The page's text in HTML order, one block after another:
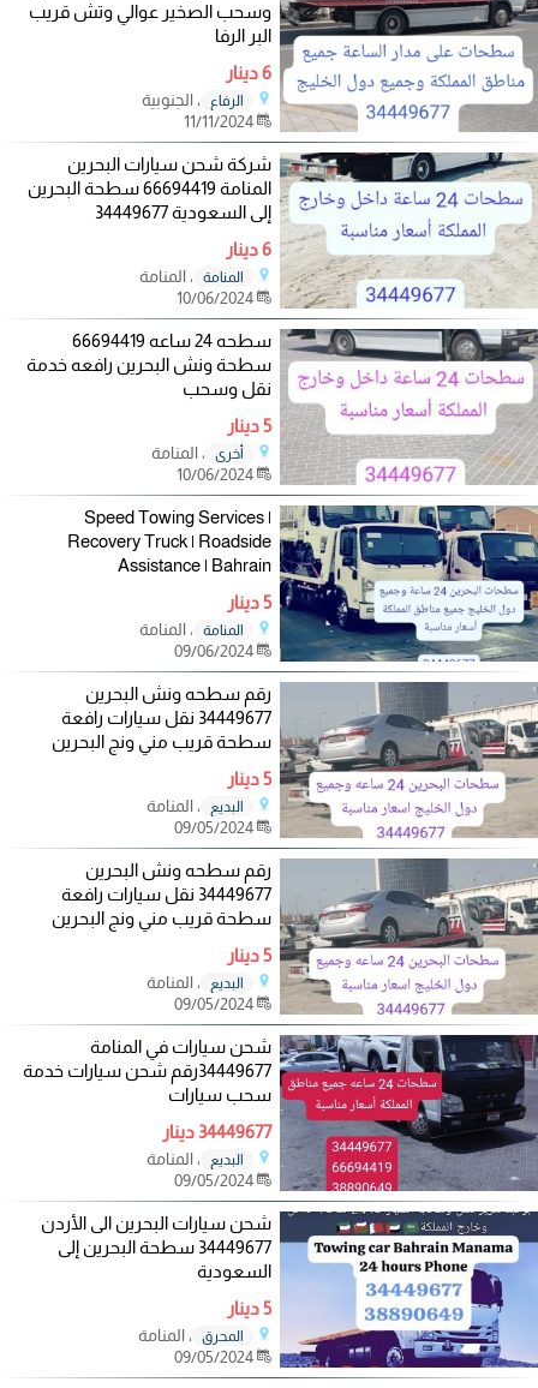
وسحب الصخير عوالي وتش قريب
البر الرفا
6 دينار
الرفاع
، الجنوبية
11/11/2024
شركة شحن سيارات البحرين
المنامة 66694419 سطحة البحرين
إلى السعودية 34449677
6 دينار
المنامة
، المنامة
10/06/2024
سطحه 24 ساعه 66694419
سطحة ونش البحرين رافعه خدمة
نقل وسحب
5 دينار
أخرى
، المنامة
10/06/2024
Speed Towing Services |
Recovery Truck | Roadside
Assistance | Bahrain
5 دينار
المنامة
، المنامة
09/06/2024
رقم سطحه ونش البحرين
34449677 نقل سيارات رافعة
سطحة قريب مني ونج البحرين
5 دينار
البديع
، المنامة
09/05/2024
رقم سطحه ونش البحرين
34449677 نقل سيارات رافعة
سطحة قريب مني ونج البحرين
5 دينار
البديع
، المنامة
09/05/2024
شحن سيارات في المنامة
34449677رقم شحن سيارات خدمة
سحب سيارات
34449677 دينار
البديع
، المنامة
09/05/2024
شحن سيارات البحرين الى الأردن
34449677 سطحة البحرين إلى
السعودية
5 دينار
المحرق
، المنامة
09/05/2024